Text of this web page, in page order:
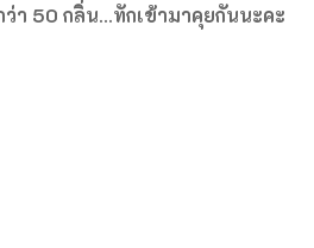
า 50 กลิ่น…ทักเข้ามาคุยกันนะคะ